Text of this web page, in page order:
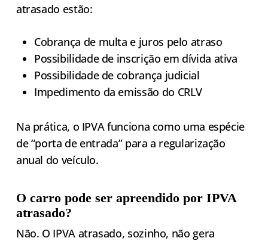
atrasado estão:
Cobrança de multa e juros pelo atraso
Possibilidade de inscrição em dívida ativa
Possibilidade de cobrança judicial
Impedimento da emissão do CRLV
Na prática, o IPVA funciona como uma espécie
de “porta de entrada” para a regularização
anual do veículo.
O carro pode ser apreendido por IPVA
atrasado?
Não. O IPVA atrasado, sozinho, não gera